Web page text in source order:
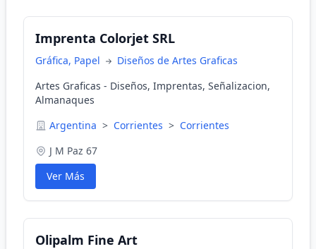
Imprenta Colorjet SRL
Gráfica, Papel
Diseños de Artes Graficas
Artes Graficas - Diseños, Imprentas, Señalizacion,
Almanaques
Argentina > Corrientes > Corrientes
J M Paz 67
Ver Más
Olipalm Fine Art